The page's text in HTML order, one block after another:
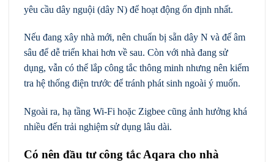
yêu cầu dây nguội (dây N) để hoạt động ổn định nhất.
Nếu đang xây nhà mới, nên chuẩn bị sẵn dây N và đế âm
sâu để dễ triển khai hơn về sau. Còn với nhà đang sử
dụng, vẫn có thể lắp công tắc thông minh nhưng nên kiểm
tra hệ thống điện trước để tránh phát sinh ngoài ý muốn.
Ngoài ra, hạ tầng Wi-Fi hoặc Zigbee cũng ảnh hưởng khá
nhiều đến trải nghiệm sử dụng lâu dài.
Có nên đầu tư công tắc Aqara cho nhà